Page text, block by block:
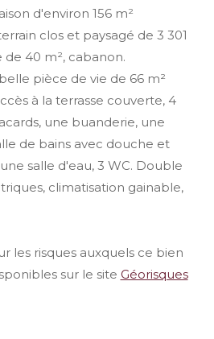
d'environ 156 m²
clos et paysagé de 3 301
de 40 m², cabanon.
pièce de vie de 66 m²
à la terrasse couverte, 4
une buanderie, une
de bains avec douche et
salle d'eau, 3 WC. Double
climatisation gainable,
les risques auxquels ce bien
sur le site Géorisques